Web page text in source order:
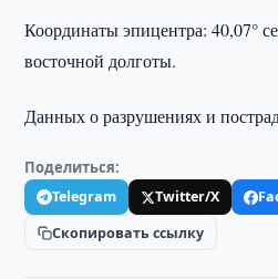
Координаты эпицентра: 40,07°
восточной долготы.
Данных о разрушениях и
Поделиться:
Telegram Twitter/X
Скопировать ссылку